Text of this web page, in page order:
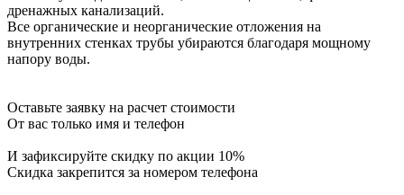
дренажных канализаций.
Все органические и неорганические отложения на
внутренних стенках трубы убираются благодаря мощному
напору воды.
Оставьте заявку на расчет стоимости
От вас только имя и телефон
И зафиксируйте скидку по акции 10%
Скидка закрепится за номером телефона